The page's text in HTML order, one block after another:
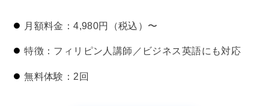
月額料金：4,980円（税込）〜
特徴：フィリピン人講師／ビジネス英語にも対応
無料体験：2回